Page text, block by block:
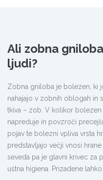
Ali zobna
ljudi?
Zobna gniloba je bolezen, ki
nahajajo v zobnih oblogah in
tkiva – zob. V kolikor
napreduje in povzroči
pojav te bolezni vpliva vrsta
predstavljajo večji vnosi
seveda pa je glavni krivec za
ustna higiena. Prizadene